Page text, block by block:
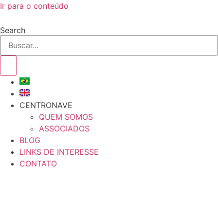
Ir para o conteúdo
Search
CENTRONAVE
QUEM SOMOS
ASSOCIADOS
BLOG
LINKS DE INTERESSE
CONTATO